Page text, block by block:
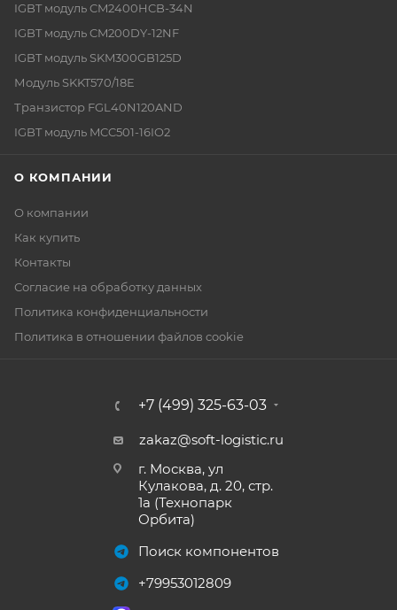
IGBT модуль CM2400HCB-34N
IGBT модуль CM200DY-12NF
IGBT модуль SKM300GB125D
Модуль SKKT570/18E
Транзистор FGL40N120AND
IGBT модуль MCC501-16IO2
О КОМПАНИИ
О компании
Как купить
Контакты
Согласие на обработку данных
Политика конфиденциальности
Политика в отношении файлов cookie
+7 (499) 325-63-03
zakaz@soft-logistic.ru
г. Москва, ул
Кулакова, д. 20, стр.
1а (Технопарк
Орбита)
Поиск компонентов
+79953012809